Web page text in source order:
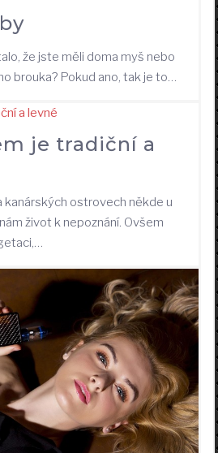
že jste měli doma myš nebo
brouka? Pokud ano, tak je to…
je tradiční a
kanárských ostrovech někde u
život k nepoznání. Ovšem